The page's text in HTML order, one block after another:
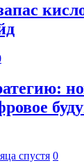
спустя 0